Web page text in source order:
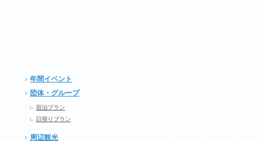
年間イベント
団体・グループ
宿泊プラン
日帰りプラン
周辺観光